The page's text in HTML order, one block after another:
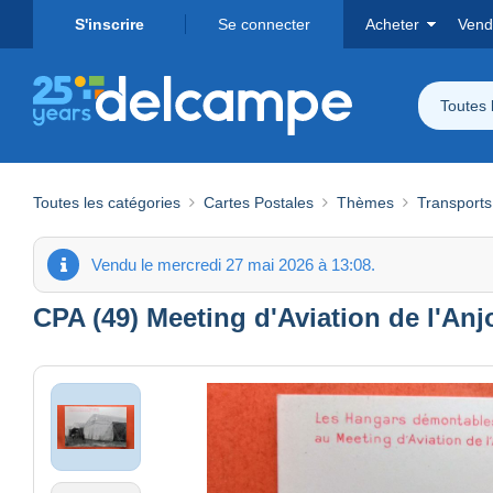
S'inscrire Se connecter Acheter
Toutes
Toutes les catégories Cartes Postales Thèmes Transports
Vendu le mercredi 27 mai 2026 à 13:08.
CPA (49) Meeting d'Aviation de